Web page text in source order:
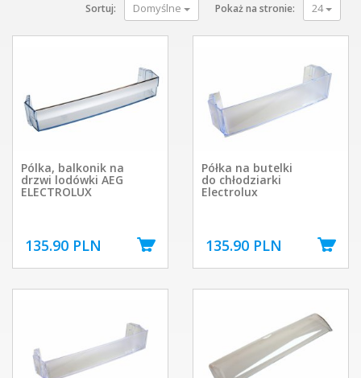
Sortuj: Domyślne Pokaż na stronie: 24
Pólka, balkonik na
drzwi lodówki AEG
ELECTROLUX
135.90 PLN
Półka na butelki
do chłodziarki
Electrolux
135.90 PLN